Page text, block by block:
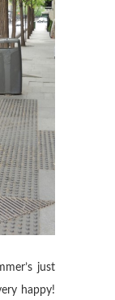
just
happy!